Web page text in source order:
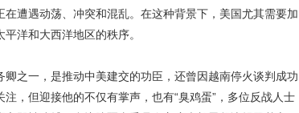
遭遇动荡、冲突和混乱。在这种背景下，美国尤其需要加
洋和大西洋地区的秩序。
之一，是推动中美建交的功臣，还曾因越南停火谈判成功
，但迎接他的不仅有掌声，也有“臭鸡蛋”，多位反战人士